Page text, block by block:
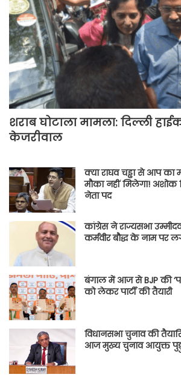
शराब घोटाला मामला: दिल्ली
केजरीवाल
क्या राघव चड्ढा से आप
मौका नहीं मिलेगा! अशोक
नेता पद
कांग्रेस ने राज्यसभा
कर्मवीर बौद्ध के नाम पर
बंगाल में आज से BJP की
को लेकर पार्टी की तैयारी
विधानसभा चुनाव की
आज मुख्य चुनाव आयुक्त